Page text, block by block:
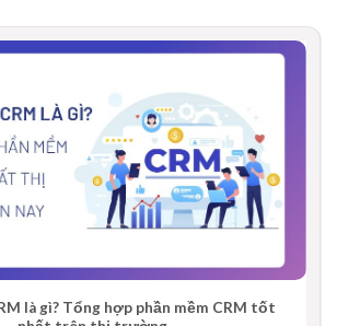
là gì? Tổng hợp phần mềm CRM tốt